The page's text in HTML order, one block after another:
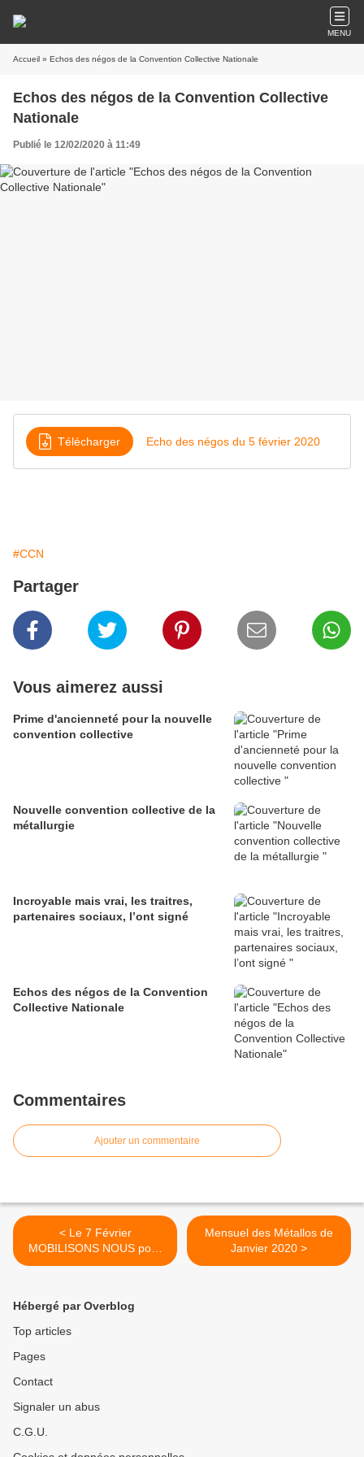
MENU
Accueil » Echos des négos de la Convention Collective Nationale
Echos des négos de la Convention Collective
Nationale
Publié le 12/02/2020 à 11:49
Télécharger Echo des négos du 5 février 2020
#CCN
Partager
Vous aimerez aussi
Prime d'ancienneté pour la nouvelle
convention collective
Nouvelle convention collective de la
métallurgie
Incroyable mais vrai, les traitres,
partenaires sociaux, l’ont signé
Echos des négos de la Convention
Collective Nationale
Commentaires
Ajouter un commentaire
< Le 7 Février
MOBILISONS NOUS pour
défendre nos conventions
Mensuel des Métallos de
Janvier 2020 >
Hébergé par Overblog
Top articles
Pages
Contact
Signaler un abus
C.G.U.